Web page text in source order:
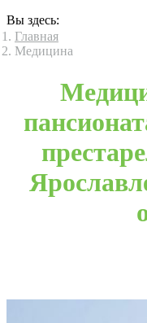
Вы здесь:
Главная
Медицина